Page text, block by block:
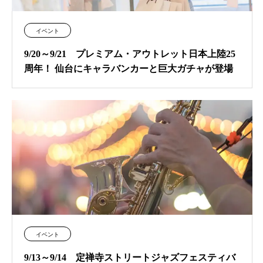
イベント
9/20～9/21 プレミアム・アウトレット日本上陸25
周年！ 仙台にキャラバンカーと巨大ガチャが登場
イベント
9/13～9/14 定禅寺ストリートジャズフェスティバ